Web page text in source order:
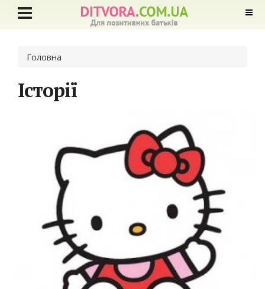
Ви є тут
Головна
Історії